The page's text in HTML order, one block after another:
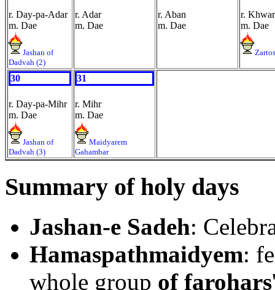
r. Day-pa-Adar
m. Dae
Jashan of
Dadvah (2)
r. Adar
m. Dae
r. Aban
m. Dae
r.
m. Dae
30
r. Day-pa-Mihr
m. Dae
Jashan of
Dadvah (3)
31
r. Mihr
m. Dae
Maidyarem
Gahambar
Summary of holy days
Jashan-e Sadeh:
Hamaspathmaidyem:
whole group of farohars